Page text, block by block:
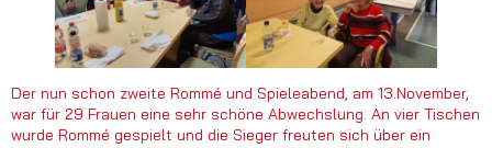
Der nun schon zweite Rommé und Spieleabend, am 13.November,
war für 29 Frauen eine sehr schöne Abwechslung. An vier Tischen
wurde Rommé gespielt und die Sieger freuten sich über ein